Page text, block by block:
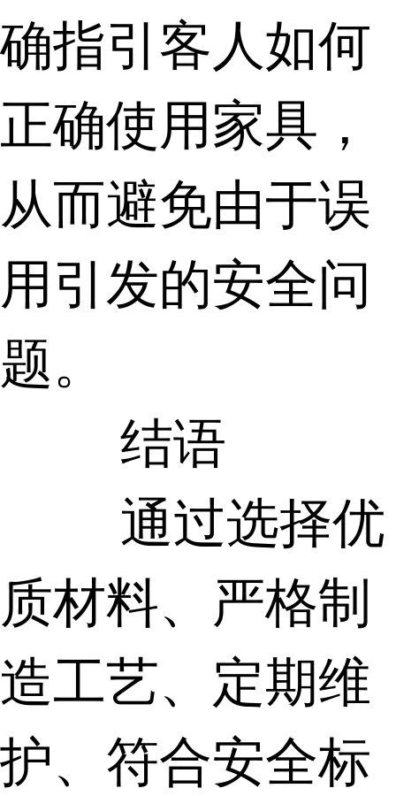
确指引客人如何
正确使用家具，
从而避免由于误
用引发的安全问
题。
结语
通过选择优
质材料、严格制
造工艺、定期维
护、符合安全标